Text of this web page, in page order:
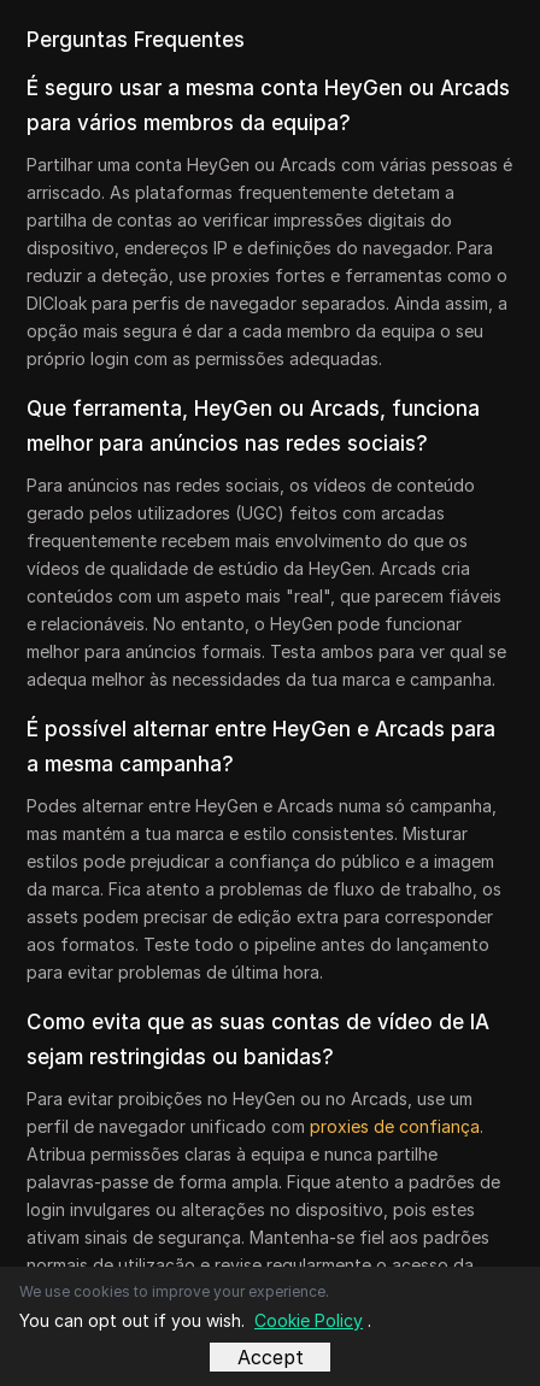
Perguntas Frequentes
É seguro usar a mesma conta HeyGen ou Arcads
para vários membros da equipa?
Partilhar uma conta HeyGen ou Arcads com várias pessoas é
arriscado. As plataformas frequentemente detetam a
partilha de contas ao verificar impressões digitais do
dispositivo, endereços IP e definições do navegador. Para
reduzir a deteção, use proxies fortes e ferramentas como o
DICloak para perfis de navegador separados. Ainda assim, a
opção mais segura é dar a cada membro da equipa o seu
próprio login com as permissões adequadas.
Que ferramenta, HeyGen ou Arcads, funciona
melhor para anúncios nas redes sociais?
Para anúncios nas redes sociais, os vídeos de conteúdo
gerado pelos utilizadores (UGC) feitos com arcadas
frequentemente recebem mais envolvimento do que os
vídeos de qualidade de estúdio da HeyGen. Arcads cria
conteúdos com um aspeto mais "real", que parecem fiáveis
e relacionáveis. No entanto, o HeyGen pode funcionar
melhor para anúncios formais. Testa ambos para ver qual se
adequa melhor às necessidades da tua marca e campanha.
É possível alternar entre HeyGen e Arcads para
a mesma campanha?
Podes alternar entre HeyGen e Arcads numa só campanha,
mas mantém a tua marca e estilo consistentes. Misturar
estilos pode prejudicar a confiança do público e a imagem
da marca. Fica atento a problemas de fluxo de trabalho, os
assets podem precisar de edição extra para corresponder
aos formatos. Teste todo o pipeline antes do lançamento
para evitar problemas de última hora.
Como evita que as suas contas de vídeo de IA
sejam restringidas ou banidas?
Para evitar proibições no HeyGen ou no Arcads, use um
perfil de navegador unificado comproxies de confiança.
Atribua permissões claras à equipa e nunca partilhe
palavras-passe de forma ampla. Fique atento a padrões de
login invulgares ou alterações no dispositivo, pois estes
ativam sinais de segurança. Mantenha-se fiel aos padrões
normais de utilização e revise regularmente o acesso da
equipa para manter as contas seguras.
Precisa de competências técnicas para
configurar um fluxo de trabalho seguro para as
We use cookies to improve your experience.
You can opt out if you wish. Cookie Policy .
Accept